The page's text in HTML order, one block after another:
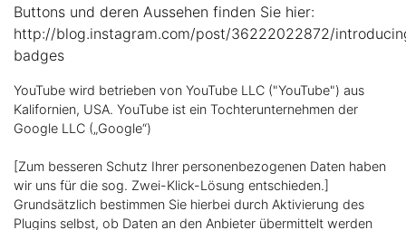
Buttons und deren Aussehen finden Sie hier:
http://blog.instagram.com/post/36222022872/
badges
YouTube wird betrieben von YouTube LLC ("YouTube") aus
Kalifornien, USA. YouTube ist ein Tochterunternehmen der
Google LLC („Google“)
[Zum besseren Schutz Ihrer personenbezogenen Daten haben
wir uns für die sog. Zwei-Klick-Lösung entschieden.]
Grundsätzlich bestimmen Sie hierbei durch Aktivierung des
Plugins selbst, ob Daten an den Anbieter übermittelt werden